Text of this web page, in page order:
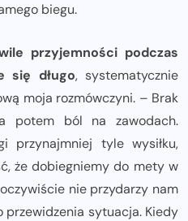
biegu.
przyjemności podczas
się długo, systematycznie
moja rozmówczyni. – Brak
potem ból na zawodach.
przynajmniej tyle wysiłku,
że dobiegniemy do mety w
nie przydarzy nam
przewidzenia sytuacja. Kiedy